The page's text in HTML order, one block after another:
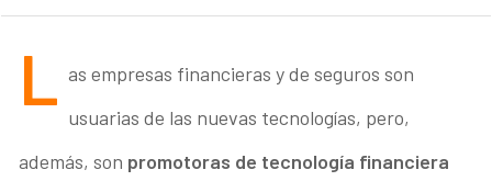
L as empresas financieras y de seguros son
usuarias de las nuevas tecnologías, pero,
además, son promotoras de tecnología financiera